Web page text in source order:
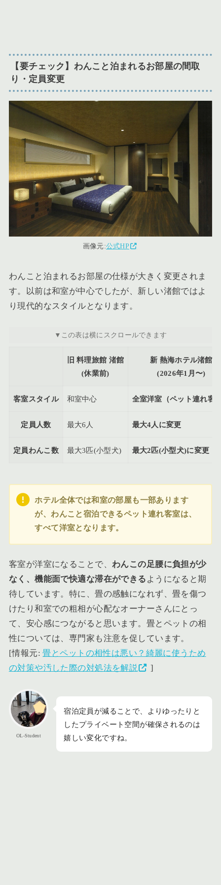
【要チェック】わんこと泊まれるお部屋の間取
り・定員変更
画像元:公式HP
わんこと泊まれるお部屋の仕様が大きく変更されま
す。以前は和室が中心でしたが、新しい渚館ではよ
り現代的なスタイルとなります。
旧 料理旅館 渚館
(休業前)
新 熱海ホテル渚館
(2026年1月〜)
客室スタイル 和室中心 全室洋室（ペット連れ客
定員人数 最大6人 最大4人に変更
定員わんこ数 最大3匹(小型犬) 最大2匹(小型犬)に変更
ホテル全体では和室の部屋も一部あります
が、わんこと宿泊できるペット連れ客室は、
すべて洋室となります。
客室が洋室になることで、わんこの足腰に負担が少
なく、機能面で快適な滞在ができる ようになると期
待しています。特に、畳の感触になれず、畳を傷つ
けたり和室での粗相が心配なオーナーさんにとっ
て、安心感につながると思います。畳とペットの相
性については、専門家も注意を促しています。
[情報元:畳とペットの相性は悪い？綺麗に使うため
の対策や汚した際の対処法を解説
]
OL-Student
宿泊定員が減ることで、よりゆったりと
したプライベート空間が確保されるのは
嬉しい変化ですね。